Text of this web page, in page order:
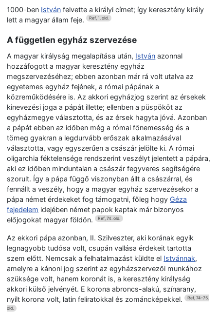
1000-ben István felvette a királyi címet; így keresztény király
lett a magyar állam feje. Ref, 1. old.
A független egyház szervezése
A magyar királyság megalapítása után, István azonnal
hozzáfogott a magyar keresztény egyház
megszervezéséhez; ebben azonban már rá volt utalva az
egyetemes egyház fejének, a római pápának a
közreműködésére is. Az akkori egyházjog szerint az érsekek
kinevezési joga a pápát illette; ellenben a püspököt az
egyházmegye választotta, és az érsek hagyta jóvá. Azonban
a pápát ebben az időben még a római főnemesség és a
tömeg gyakran a legdurvább erőszak alkalmazásával
választotta, vagy egyszerűen a császár jelölte ki. A római
oligarchia féktelensége rendszerint veszélyt jelentett a pápára,
aki ez időben minduntalan a császár fegyveres segítségére
szorult. Így a pápa függő viszonyban állt a császárral, és
fennállt a veszély, hogy a magyar egyház szervezésekor a
pápa német érdekeket fog támogatni, főleg hogyGéza
fejedelem idejében német papok kaptak már bizonyos
előjogokat magyar földön. Ref, 74. old.
Az ekkori pápa azonban, II. Szilveszter, aki korának egyik
legnagyobb tudósa volt, csupán vallása érdekeit tartotta
szem előtt. Nemcsak a felhatalmazást küldte el Istvánnak,
amelyre a kánoni jog szerint az egyházszervezői munkához
szüksége volt, hanem koronát is, a keresztény királyság
akkori külső jelvényét. E korona abroncs-alakú, színarany,
nyílt korona volt, latin feliratokkal és zománcképekkel. Ref, 74-75.
old.